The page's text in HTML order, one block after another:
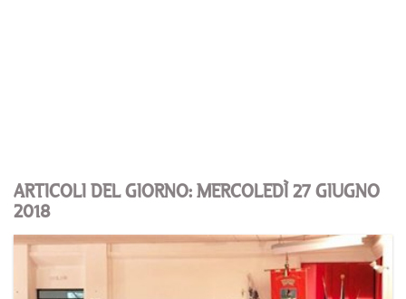
ARTICOLI DEL GIORNO: MERCOLEDÌ 27 GIUGNO
2018